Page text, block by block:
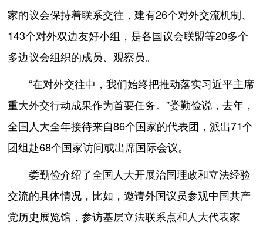
家的议会保持着联系交往，建有26个对外交流机制、
143个对外双边友好小组，是各国议会联盟等20多个
多边议会组织的成员、观察员。
“在对外交往中，我们始终把推动落实习近平主席
重大外交行动成果作为首要任务。”娄勤俭说，去年，
全国人大全年接待来自86个国家的代表团，派出71个
团组赴68个国家访问或出席国际会议。
娄勤俭介绍了全国人大开展治国理政和立法经验
交流的具体情况，比如，邀请外国议员参观中国共产
党历史展览馆，参访基层立法联系点和人大代表家